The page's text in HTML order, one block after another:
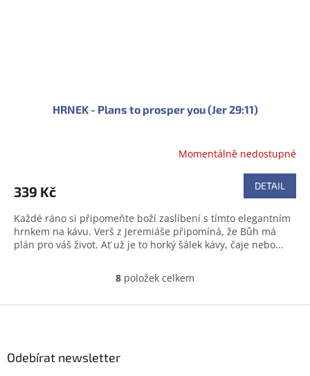
HRNEK - Plans to prosper you (Jer 29:11)
je
z
5
hvězdiček.
Momentálně nedostupné
339 Kč DETAIL
Každé ráno si připomeňte boží zaslíbení s tímto elegantním
hrnkem na kávu. Verš z Jeremiáše připomíná, že Bůh má
plán pro váš život. Ať už je to horký šálek kávy, čaje nebo...
O
l
8 položek celkem
Odebírat newsletter